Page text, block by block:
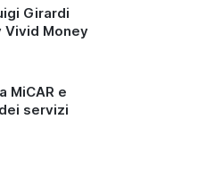
Girardi
Vivid Money
MiCAR e
servizi